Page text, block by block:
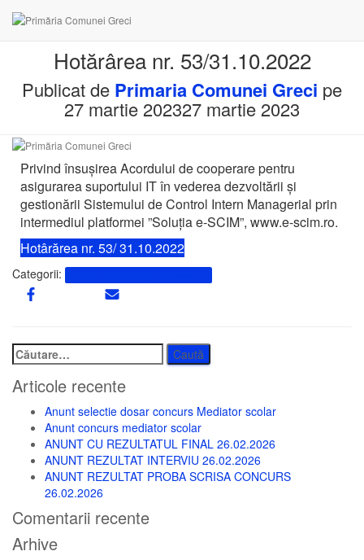
Hotărârea nr. 53/31.10.2022
Publicat de Primaria Comunei Greci pe
27 martie 202327 martie 2023
Privind însușirea Acordului de cooperare pentru
asigurarea suportului IT în vederea dezvoltării și
gestionării Sistemului de Control Intern Managerial prin
intermediul platformei ”Soluția e-SCIM”, www.e-scim.ro.
Hotârărea nr. 53/ 31.10.2022
Categorii:
Caută
după:
Articole recente
Anunt selectie dosar concurs Mediator scolar
Anunt concurs mediator scolar
ANUNT CU REZULTATUL FINAL 26.02.2026
ANUNT REZULTAT INTERVIU 26.02.2026
ANUNT REZULTAT PROBA SCRISA CONCURS
26.02.2026
Comentarii recente
Arhive